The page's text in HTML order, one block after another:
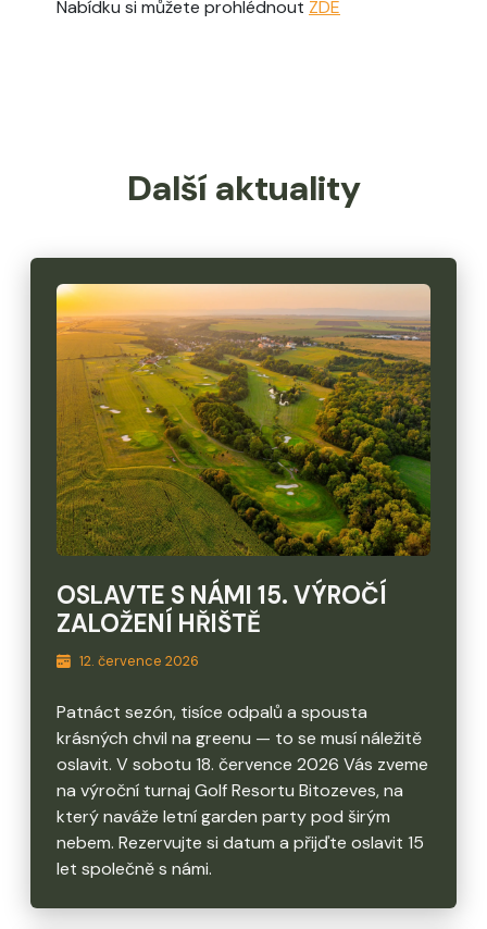
Nabídku si můžete prohlédnout ZDE
Další aktuality
OSLAVTE S NÁMI 15. VÝROČÍ
ZALOŽENÍ HŘIŠTĚ
12. července 2026
Patnáct sezón, tisíce odpalů a spousta
krásných chvil na greenu — to se musí náležitě
oslavit. V sobotu 18. července 2026 Vás zveme
na výroční turnaj Golf Resortu Bitozeves, na
který naváže letní garden party pod širým
nebem. Rezervujte si datum a přijďte oslavit 15
let společně s námi.